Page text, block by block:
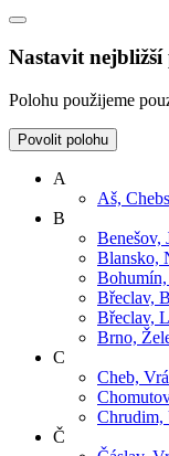
Nastavit
Polohu použijeme
Povolit polohu
A
Aš,
B
Benešov,
Blansko,
Břeclav,
Břeclav,
Brno,
C
Cheb,
Chrudim,
Č